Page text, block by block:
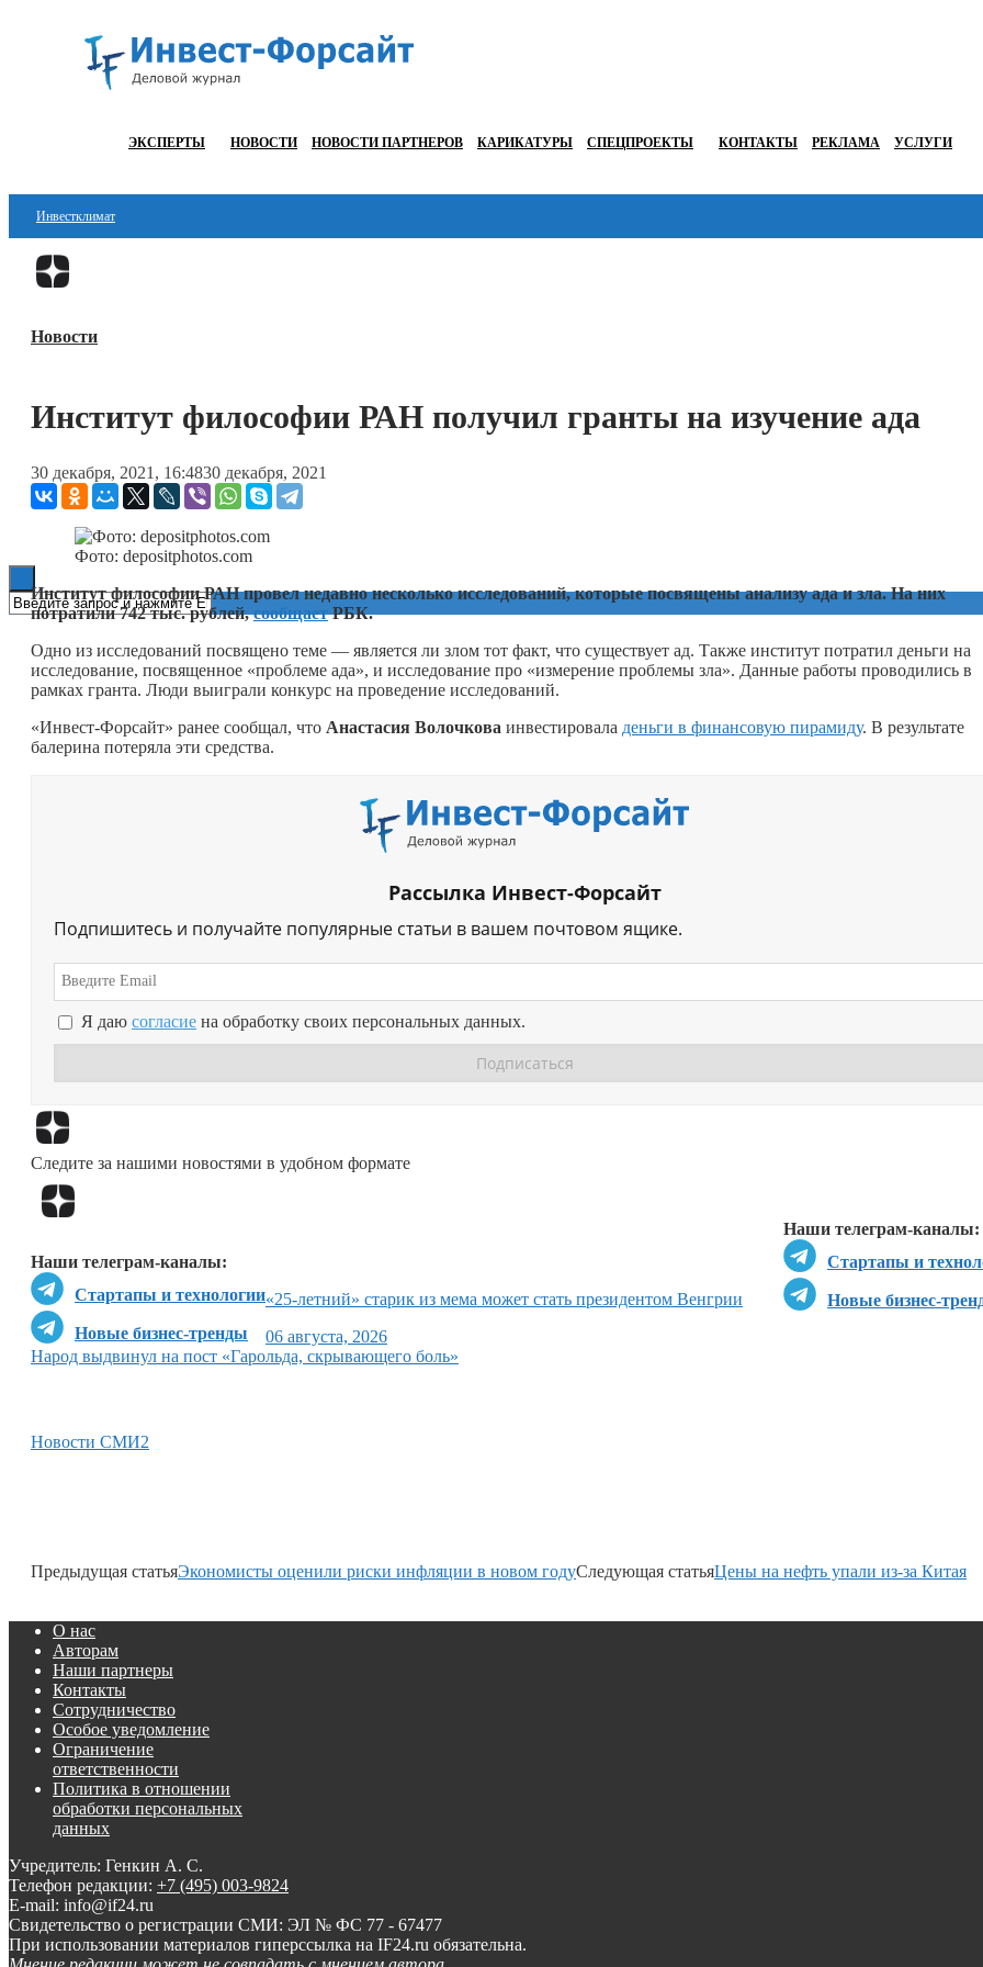
ЭКСПЕРТЫ НОВОСТИ НОВОСТИ ПАРТНЕРОВ КАРИКАТУРЫ СПЕЦПРОЕКТЫ КОНТАКТЫ РЕКЛАМА УСЛУГИ
Инвестклимат
Финансы
Блокчейн
ESG
Новости
Институт философии РАН получил гранты на изучение ада
30 декабря, 2021, 16:4830 декабря, 2021
Фото: depositphotos.com
Институт философии РАН провел недавно несколько исследований, которые посвящены анализу ада и зла. На них
потратили 742 тыс. рублей,сообщаетРБК.
Одно из исследований посвящено теме — является ли злом тот факт, что существует ад. Также институт потратил деньги на
исследование, посвященное «проблеме ада», и исследование про «измерение проблемы зла». Данные работы проводились в
рамках гранта. Люди выиграли конкурс на проведение исследований.
«Инвест-Форсайт» ранее сообщал, что Анастасия Волочкова инвестировала деньги в финансовую пирамиду. В результате
балерина потеряла эти средства.
Рассылка Инвест-Форсайт
Подпишитесь и получайте популярные статьи в вашем почтовом ящике.
Я даю согласие на обработку своих персональных данных.
Следите за нашими новостями в удобном формате
Наши телеграм-каналы:
Стартапы и
Новые бизнес-
Наши телеграм-каналы:
Стартапы и технологии
Новые бизнес-тренды
«25-летний» старик из мема может стать президентом Венгрии
06 августа, 2026
Народ выдвинул на пост «Гарольда, скрывающего боль»
Новости СМИ2
Предыдущая статьяЭкономисты оценили риски инфляции в новом годуСледующая статьяЦены на нефть упали из-за Китая
О нас
Авторам
Наши партнеры
Контакты
Сотрудничество
Особое уведомление
Ограничение
ответственности
Политика в отношении
обработки персональных
данных
Учредитель: Генкин А. С.
Телефон редакции: +7 (495) 003-9824
E-mail: info@if24.ru
Свидетельство о регистрации СМИ: ЭЛ № ФС 77 - 67477
При использовании материалов гиперссылка на IF24.ru обязательна.